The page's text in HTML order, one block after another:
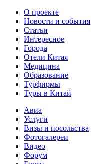
О проекте
Новости и события
Статьи
Интересное
Города
Отели Китая
Медицина
Образование
Турфирмы
Туры в Китай
Авиа
Услуги
Визы и посольства
Фотогалереи
Видео
Форум